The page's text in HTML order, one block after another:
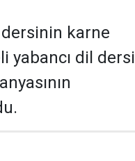
karne
yabancı dil dersi